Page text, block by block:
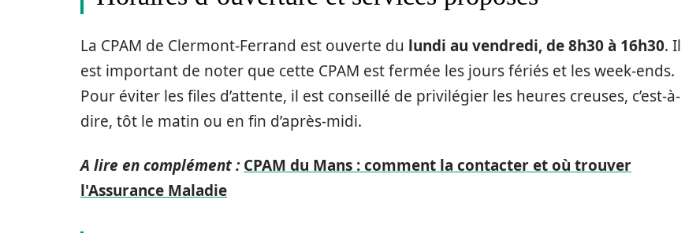
La CPAM de Clermont-Ferrand est ouverte du lundi au vendredi, de 8h30 à 16h30. Il
est important de noter que cette CPAM est fermée les jours fériés et les week-ends.
Pour éviter les files d’attente, il est conseillé de privilégier les heures creuses, c’est-à-
dire, tôt le matin ou en fin d’après-midi.
A lire en complément : CPAM du Mans : comment la contacter et où trouver
l'Assurance Maladie